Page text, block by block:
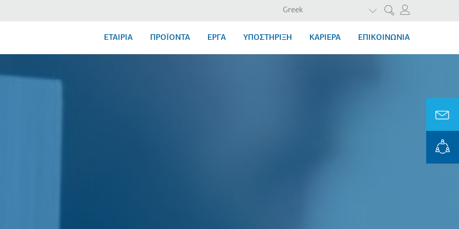
Αναζήτηση
Greek
ΛΙΣΤΑ ΠΡΟΣΘΕΤΩΝ
ΕΤΑΙΡΙΑ ΠΡΟΪΟΝΤΑ ΕΡΓΑ ΥΠΟΣΤΗΡΙΞΗ ΚΑΡΙΕΡΑ ΕΠΙΚΟΙΝΩΝΙΑ